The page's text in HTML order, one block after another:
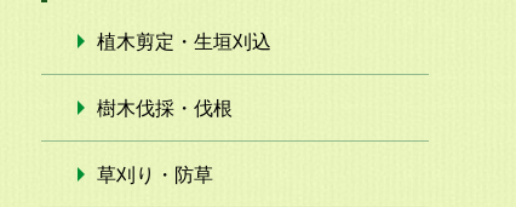
植木剪定・生垣刈込
樹木伐採・伐根
草刈り・防草